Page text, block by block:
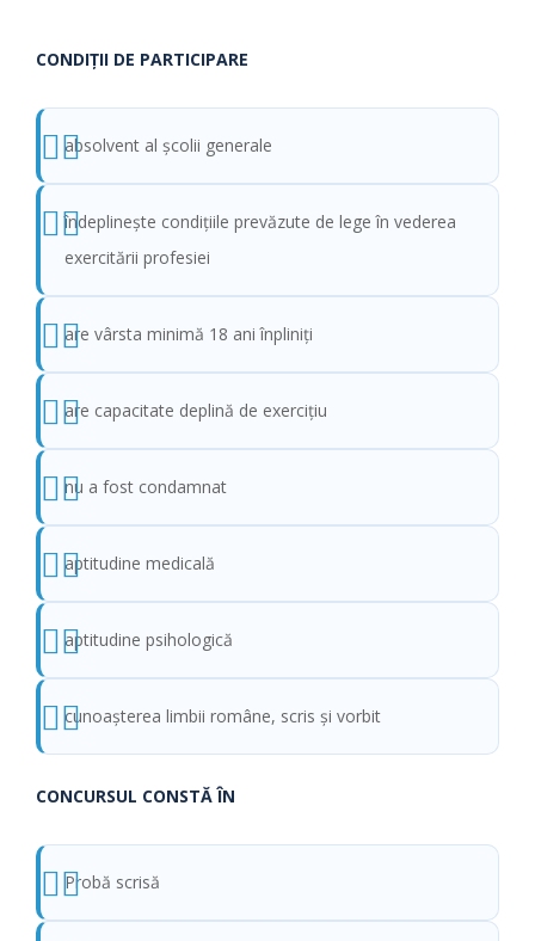
CONDIŢII DE PARTICIPARE
absolvent al şcolii generale
îndeplineşte condiţiile prevăzute de lege în vederea
exercitării profesiei
are vârsta minimă 18 ani înpliniţi
are capacitate deplină de exerciţiu
nu a fost condamnat
aptitudine medicală
aptitudine psihologică
cunoaşterea limbii române, scris şi vorbit
CONCURSUL CONSTĂ ÎN
Probă scrisă